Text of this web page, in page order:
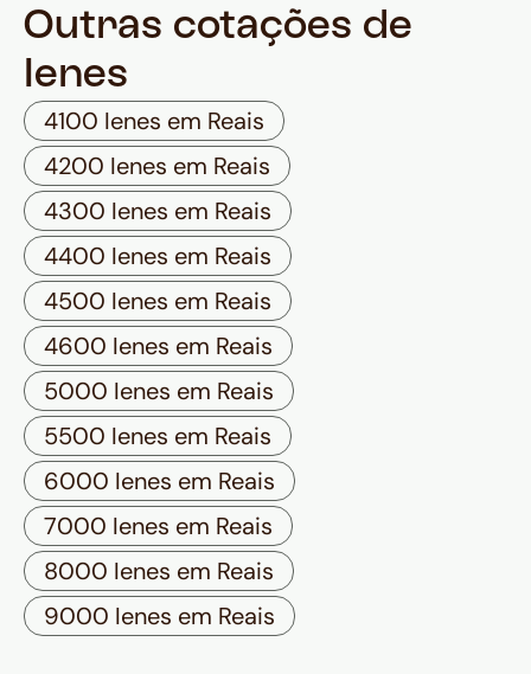
Outras cotações de
Ienes
4100 Ienes em Reais
4200 Ienes em Reais
4300 Ienes em Reais
4400 Ienes em Reais
4500 Ienes em Reais
4600 Ienes em Reais
5000 Ienes em Reais
5500 Ienes em Reais
6000 Ienes em Reais
7000 Ienes em Reais
8000 Ienes em Reais
9000 Ienes em Reais